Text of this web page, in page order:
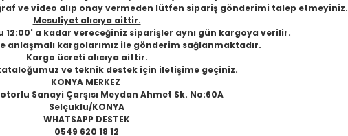
ve video alıp onay vermeden lütfen sipariş gönderimi talep etmeyiniz.
Mesuliyet alıcıya aittir.
12:00' a kadar vereceğiniz siparişler aynı gün kargoya verilir.
anlaşmalı kargolarımız ile gönderim sağlanmaktadır.
Kargo ücreti alıcıya aittir.
ve teknik destek için iletişime geçiniz.
KONYA MERKEZ
Sanayi Çarşısı Meydan Ahmet Sk. No:60A
Selçuklu/KONYA
WHATSAPP DESTEK
0549 620 18 12